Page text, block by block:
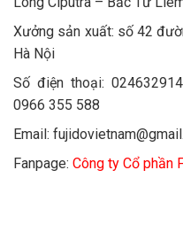
Xưởng sản xuất: số 42
Hà Nội
Số điện thoại:
0966 355 588
Email:
Fanpage: Công ty Cổ phần